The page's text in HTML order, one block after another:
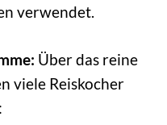
verwendet.
Über das reine
viele Reiskocher